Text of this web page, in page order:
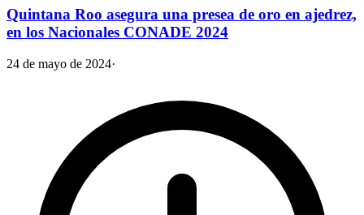
Quintana Roo asegura una presea de oro en ajedrez,
en los Nacionales CONADE 2024
24 de mayo de 2024·